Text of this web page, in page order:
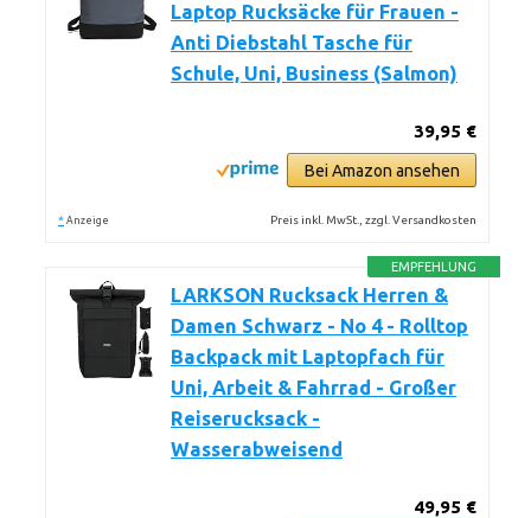
Laptop Rucksäcke für Frauen -
Anti Diebstahl Tasche für
Schule, Uni, Business (Salmon)
39,95 €
Bei Amazon ansehen
* Anzeige Preis inkl. MwSt., zzgl. Versandkosten
EMPFEHLUNG
LARKSON Rucksack Herren &
Damen Schwarz - No 4 - Rolltop
Backpack mit Laptopfach für
Uni, Arbeit & Fahrrad - Großer
Reiserucksack -
Wasserabweisend
49,95 €